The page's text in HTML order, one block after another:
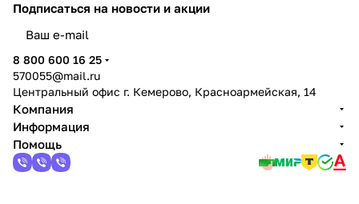
Подписаться на новости и акции
8 800 600 16 25
570055@mail.ru
Центральный офис г. Кемерово, Красноармейская, 14
Компания
Информация
Помощь